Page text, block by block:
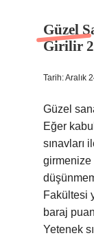
Güzel
Girilir
Tarih: Aralık
Güzel
Eğer
sınavları
girmenize
Fakültesi
baraj
Yetenek